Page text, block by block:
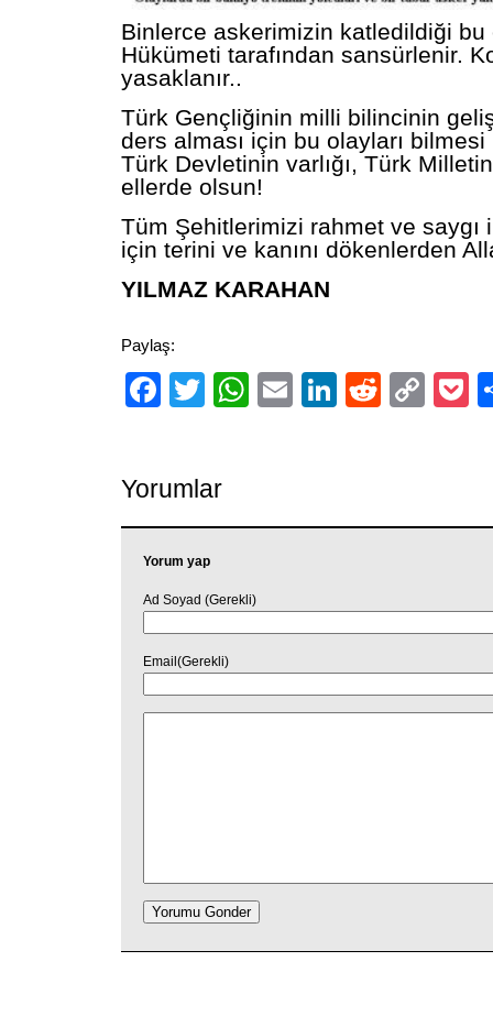
Binlerce askerimizin katledildiği bu
Hükümeti tarafından sansürlenir.
yasaklanır..
Türk Gençliğinin milli bilincinin
ders alması için bu olayları
Türk Devletinin varlığı, Türk
ellerde olsun!
Tüm Şehitlerimizi rahmet ve saygı
için terini ve kanını dökenlerden
YILMAZ KARAHAN
Paylaş:
Facebook
TwitterWhatsApp
EmailLinkedIn
Reddit
Yorumlar
Yorum yap
Ad Soyad (Gerekli)
Email(Gerekli)